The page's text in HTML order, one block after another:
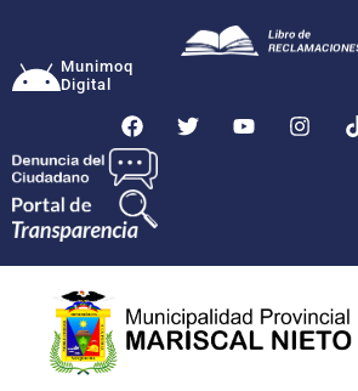
Munimoq
Digital